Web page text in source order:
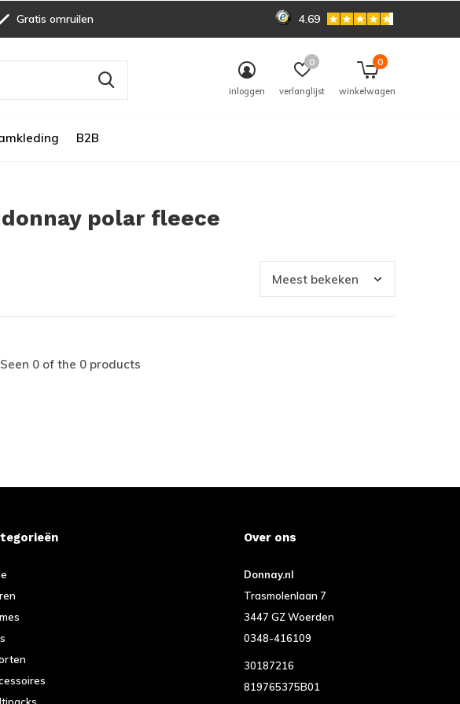
B2B
inloggen verlanglijst
0
winkelwagen
0
Gratis omruilen 4.69
polar fleece
Seen 0 of the 0 products
Over ons
Donnay.nl
Trasmolenlaan 7
3447 GZ Woerden
0348-416109
30187216
819765375B01